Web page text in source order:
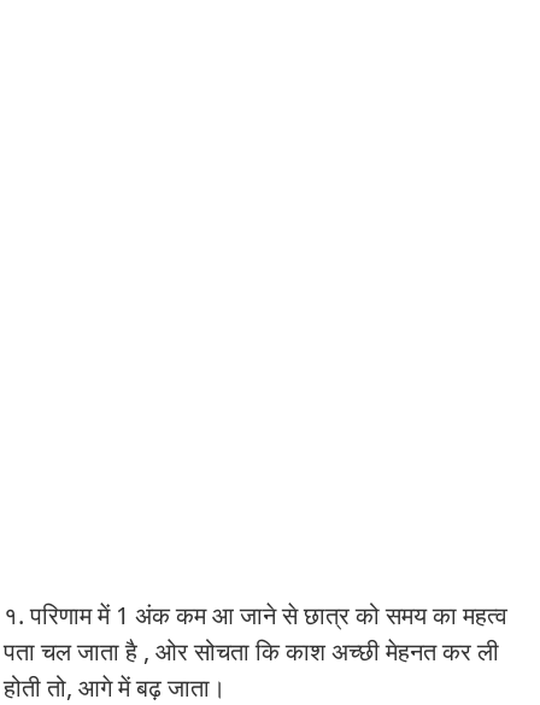
१. परिणाम में 1 अंक कम आ जाने से छात्र को समय का महत्व
पता चल जाता है , ओर सोचता कि काश अच्छी मेहनत कर ली
होती तो, आगे में बढ़ जाता।